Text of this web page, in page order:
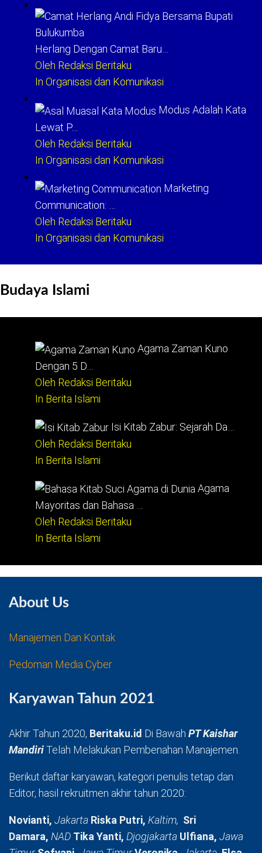
Herlang Dengan Camat Baru…
Oleh Redaksi Beritaku
In Organisasi dan Komunikasi
Modus Adalah Kata
Lewat P…
Oleh Redaksi Beritaku
In Organisasi dan Komunikasi
Marketing
Communication: …
Oleh Redaksi Beritaku
In Organisasi dan Komunikasi
Budaya Islami
Agama Zaman Kuno
Dengan 5 D…
Oleh Redaksi Beritaku
In Berita Islami
Isi Kitab Zabur: Sejarah Da…
Oleh Redaksi Beritaku
In Berita Islami
Agama
Mayoritas dan Bahasa …
Oleh Redaksi Beritaku
In Berita Islami
About Us
Manajemen Dan Kontak
Pedoman Media Cyber
Karyawan Tahun 2021
Akhir Tahun 2020, Beritaku.id Di Bawah PT Kaishar
MandiriTelah Melakukan Pembenahan Manajemen.
Berikut daftar karyawan, kategori penulis tetap dan
Editor, hasil rekruitmen akhir tahun 2020:
Novianti, Jakarta Riska Putri, Kaltim, Sri
Damara, NAD Tika Yanti, Djogjakarta Ulfiana, Jawa